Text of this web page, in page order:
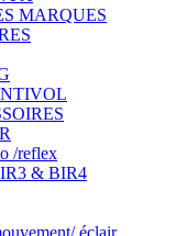
MARQUES
/reflex
& BIR4
éclair